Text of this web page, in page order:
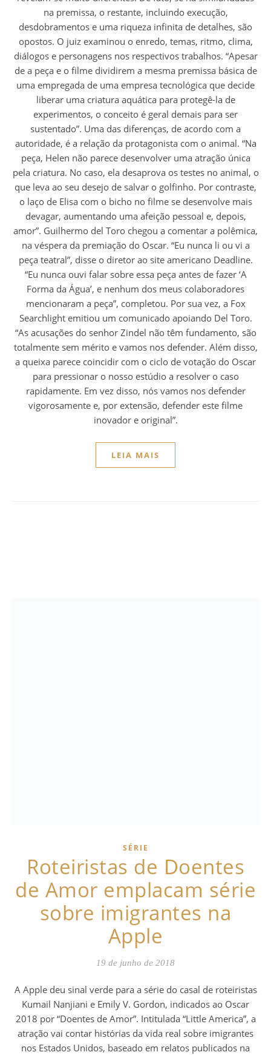
na premissa, o restante, incluindo execução,
desdobramentos e uma riqueza infinita de detalhes, são
opostos. O juiz examinou o enredo, temas, ritmo, clima,
diálogos e personagens nos respectivos trabalhos. “Apesar
de a peça e o filme dividirem a mesma premissa básica de
uma empregada de uma empresa tecnológica que decide
liberar uma criatura aquática para protegê-la de
experimentos, o conceito é geral demais para ser
sustentado”. Uma das diferenças, de acordo com a
autoridade, é a relação da protagonista com o animal. “Na
peça, Helen não parece desenvolver uma atração única
pela criatura. No caso, ela desaprova os testes no animal, o
que leva ao seu desejo de salvar o golfinho. Por contraste,
o laço de Elisa com o bicho no filme se desenvolve mais
devagar, aumentando uma afeição pessoal e, depois,
amor”. Guilhermo del Toro chegou a comentar a polêmica,
na véspera da premiação do Oscar. “Eu nunca li ou vi a
peça teatral”, disse o diretor ao site americano Deadline.
“Eu nunca ouvi falar sobre essa peça antes de fazer ‘A
Forma da Água’, e nenhum dos meus colaboradores
mencionaram a peça”, completou. Por sua vez, a Fox
Searchlight emitiou um comunicado apoiando Del Toro.
“As acusações do senhor Zindel não têm fundamento, são
totalmente sem mérito e vamos nos defender. Além disso,
a queixa parece coincidir com o ciclo de votação do Oscar
para pressionar o nosso estúdio a resolver o caso
rapidamente. Em vez disso, nós vamos nos defender
vigorosamente e, por extensão, defender este filme
inovador e original”.
LEIA MAIS
SÉRIE
Roteiristas de Doentes
de Amor emplacam série
sobre imigrantes na
Apple
19 de junho de 2018
A Apple deu sinal verde para a série do casal de roteiristas
Kumail Nanjiani e Emily V. Gordon, indicados ao Oscar
2018 por “Doentes de Amor”. Intitulada “Little America”, a
atração vai contar histórias da vida real sobre imigrantes
nos Estados Unidos, baseado em relatos publicados na